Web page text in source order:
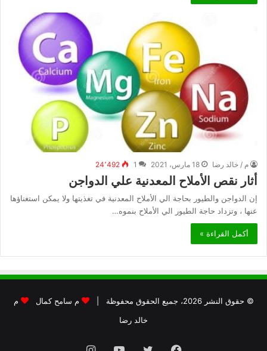
م / خالد رضا 18 مارس، 2021 1 24٬492
أثار نقص الأملاح المعدنية علي الدواجن
إن الدواجن والطيور بحاجة الي الأملاح المعدنية في تغذيتها ولا يمكن استغناؤها
عنها ، وتزداد حاجة الطيور الي الأملاح بنموه…
أكمل القراءة »
© حقوق النشر 2026، جميع الحقوق محفوظة | م سامح كمال
م
خالد رضا